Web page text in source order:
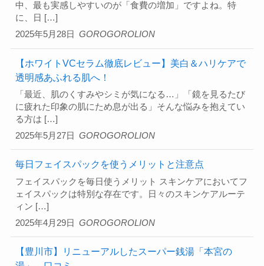
2025年5月28日
中、最も実感しやすいのが「食費の増加」ですよね。特
に、日 […]
GOROGOROLION
【ホワイトVCセラム徹底レビュー】美白＆ハリケアで
透明感あふれる肌へ！
2025年5月27日
「最近、肌のくすみやシミが気になる…」「鏡を見るたび
に疲れた印象の肌にため息が出る」そんな悩みを抱えてい
る方は […]
GOROGOROLION
毎日フェイスパックを使うメリットと注意点
2025年4月29日
フェイスパックを毎日使うメリット スキンケアにおいてフ
ェイスパックは特別な存在です。日々のスキンケアルーテ
ィン […]
GOROGOROLION
【豊川市】リニューアルしたスーパー銭湯「本宮の